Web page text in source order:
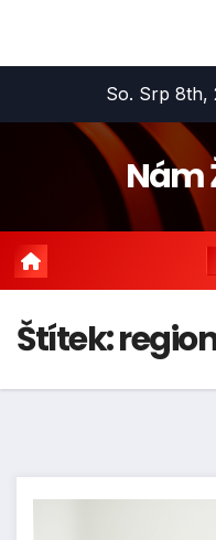
So. Srp 8th,
Nám
Štítek: